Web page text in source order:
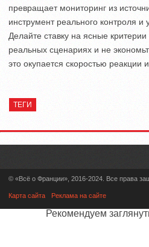
превращает мониторинг из
инструмент реального контроля и
Делайте ставку на ясные критерии
реальных сценариях и не
это окупается скоростью реакции
ТЕГИ
© «Всё о Франции», 2016-2024. Все права
Карта сайта Реклама на сайте
Рекомендуем